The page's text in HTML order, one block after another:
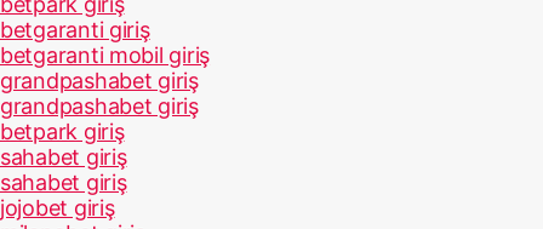
betgaranti giriş
betgaranti mobil giriş
grandpashabet giriş
grandpashabet giriş
betpark giriş
sahabet giriş
sahabet giriş
jojobet giriş